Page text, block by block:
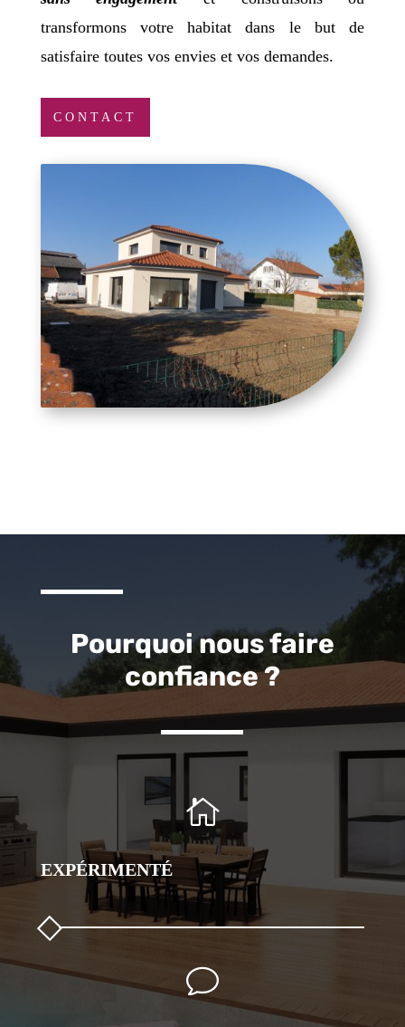
transformons votre habitat dans le but de
satisfaire toutes vos envies et vos demandes.
CONTACT
Pourquoi nous faire
confiance ?

EXPÉRIMENTÉ
v